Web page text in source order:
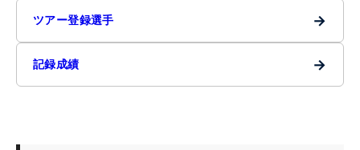
ツアー登録選手 →
記録成績 →